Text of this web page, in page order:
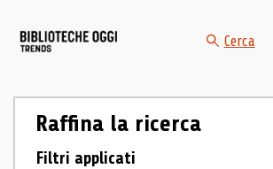
Cerca
Raffina la ricerca
Filtri applicati